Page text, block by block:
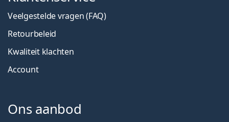
Veelgestelde vragen (FAQ)
Retourbeleid
Kwaliteit klachten
Account
Ons aanbod